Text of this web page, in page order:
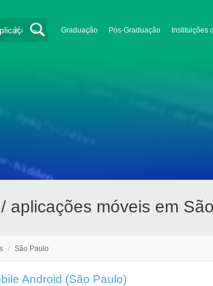
Graduação Pós-Graduação Instituições
X
aplicações móveis em
/ São Paulo
Android (São Paulo)